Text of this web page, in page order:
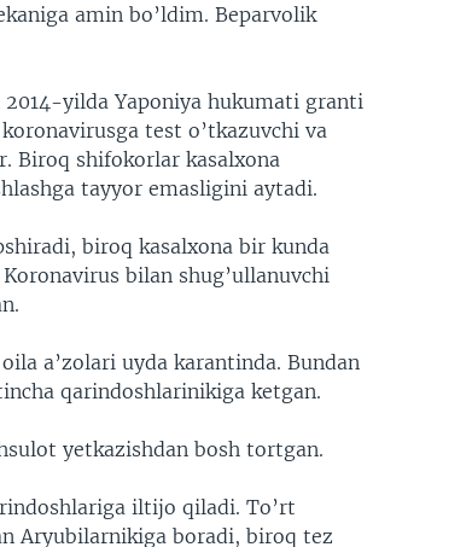
amin bo’ldim. Beparvolik
yilda Yaponiya hukumati granti
test o’tkazuvchi va
Biroq shifokorlar kasalxona
tayyor emasligini aytadi.
biroq kasalxona bir kunda
bilan shug’ullanuvchi
a’zolari uyda karantinda. Bundan
qarindoshlarinikiga ketgan.
yetkazishdan bosh tortgan.
iltijo qiladi. To’rt
Aryubilarnikiga boradi, biroq tez